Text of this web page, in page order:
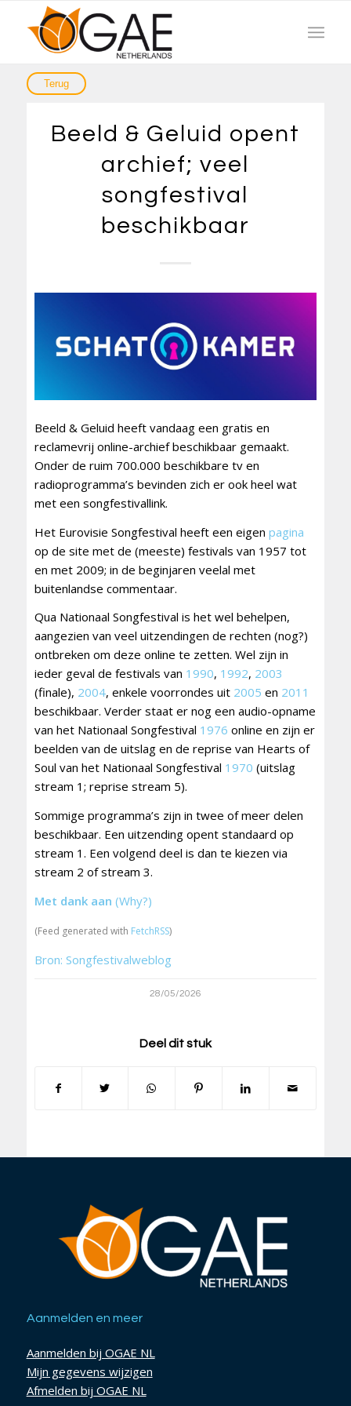
Beeld & Geluid opent
archief; veel
songfestival
beschikbaar
Beeld & Geluid heeft vandaag een gratis en
reclamevrij online-archief beschikbaar gemaakt.
Onder de ruim 700.000 beschikbare tv en
radioprogramma’s bevinden zich er ook heel wat
met een songfestivallink.
Het Eurovisie Songfestival heeft een eigen pagina
op de site met de (meeste) festivals van 1957 tot
en met 2009; in de beginjaren veelal met
buitenlandse commentaar.
Qua Nationaal Songfestival is het wel behelpen,
aangezien van veel uitzendingen de rechten (nog?)
ontbreken om deze online te zetten. Wel zijn in
ieder geval de festivals van 1990, 1992, 2003
(finale), 2004, enkele voorrondes uit 2005 en 2011
beschikbaar. Verder staat er nog een audio-opname
van het Nationaal Songfestival 1976 online en zijn er
beelden van de uitslag en de reprise van Hearts of
Soul van het Nationaal Songfestival 1970 (uitslag
stream 1; reprise stream 5).
Sommige programma’s zijn in twee of meer delen
beschikbaar. Een uitzending opent standaard op
stream 1. Een volgend deel is dan te kiezen via
stream 2 of stream 3.
Met dank aan (Why?)
(Feed generated with FetchRSS)
Bron: Songfestivalweblog
28/05/2026
Deel dit stuk
Aanmelden en meer
Aanmelden bij OGAE NL
Mijn gegevens wijzigen
Afmelden bij OGAE NL